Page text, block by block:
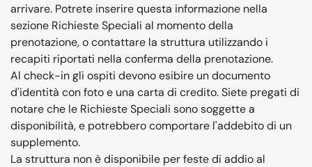
arrivare. Potrete inserire questa informazione nella
sezione Richieste Speciali al momento della
prenotazione, o contattare la struttura utilizzando i
recapiti riportati nella conferma della prenotazione.
Al check-in gli ospiti devono esibire un documento
d'identità con foto e una carta di credito. Siete pregati di
notare che le Richieste Speciali sono soggette a
disponibilità, e potrebbero comportare l'addebito di un
supplemento.
La struttura non è disponibile per feste di addio al